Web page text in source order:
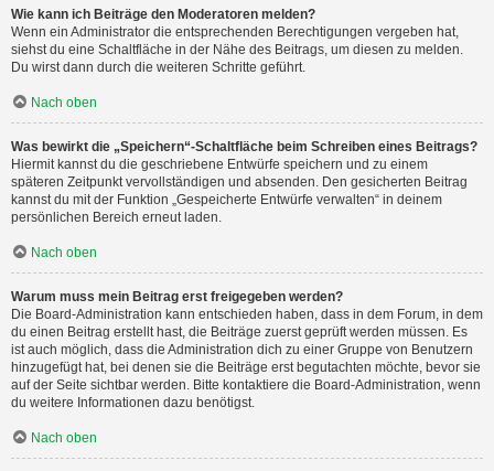
Wie kann ich Beiträge den Moderatoren melden?
Wenn ein Administrator die entsprechenden Berechtigungen vergeben hat,
siehst du eine Schaltfläche in der Nähe des Beitrags, um diesen zu melden.
Du wirst dann durch die weiteren Schritte geführt.
Nach oben
Was bewirkt die „Speichern“-Schaltfläche beim Schreiben eines Beitrags?
Hiermit kannst du die geschriebene Entwürfe speichern und zu einem
späteren Zeitpunkt vervollständigen und absenden. Den gesicherten Beitrag
kannst du mit der Funktion „Gespeicherte Entwürfe verwalten“ in deinem
persönlichen Bereich erneut laden.
Nach oben
Warum muss mein Beitrag erst freigegeben werden?
Die Board-Administration kann entschieden haben, dass in dem Forum, in dem
du einen Beitrag erstellt hast, die Beiträge zuerst geprüft werden müssen. Es
ist auch möglich, dass die Administration dich zu einer Gruppe von Benutzern
hinzugefügt hat, bei denen sie die Beiträge erst begutachten möchte, bevor sie
auf der Seite sichtbar werden. Bitte kontaktiere die Board-Administration, wenn
du weitere Informationen dazu benötigst.
Nach oben